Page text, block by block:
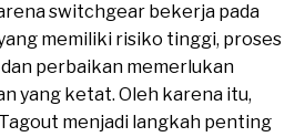
switchgear bekerja pada
memiliki risiko tinggi, proses
perbaikan memerlukan
yang ketat. Oleh karena itu,
menjadi langkah penting